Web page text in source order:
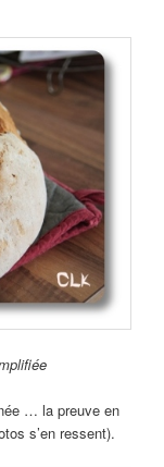
… la preuve en
s’en ressent).